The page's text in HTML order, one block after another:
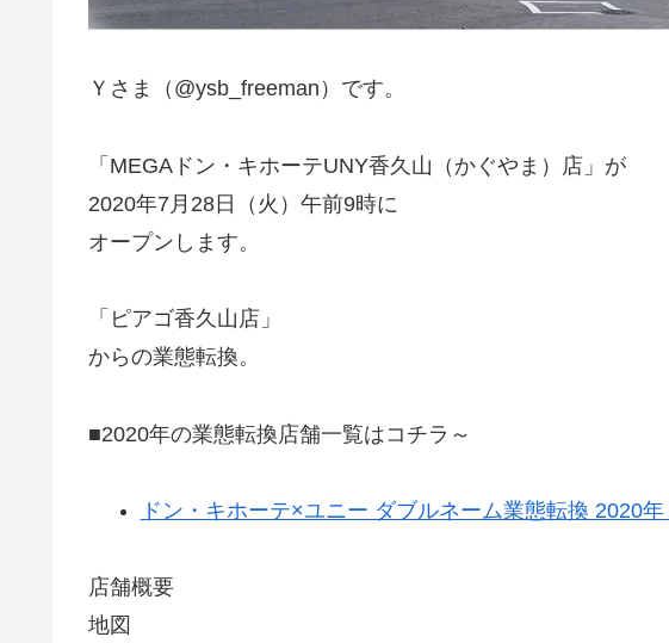
Ｙさま（@ysb_freeman）です。
「MEGAドン・キホーテUNY香久山（かぐやま）店」が
2020年7月28日（火）午前9時に
オープンします。
「ピアゴ香久山店」
からの業態転換。
■2020年の業態転換店舗一覧はコチラ～
ドン・キホーテ×ユニー ダブルネーム業態転換 2020
店舗概要
地図